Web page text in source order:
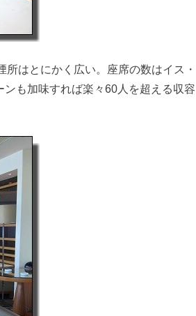
はとにかく広い。座席の数はイス・
も加味すれば楽々60人を超える収容